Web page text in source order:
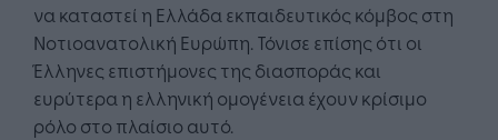
να καταστεί η Ελλάδα εκπαιδευτικός κόμβος στη
Νοτιοανατολική Ευρώπη. Τόνισε επίσης ότι οι
Έλληνες επιστήμονες της διασποράς και
ευρύτερα η ελληνική ομογένεια έχουν κρίσιμο
ρόλο στο πλαίσιο αυτό.